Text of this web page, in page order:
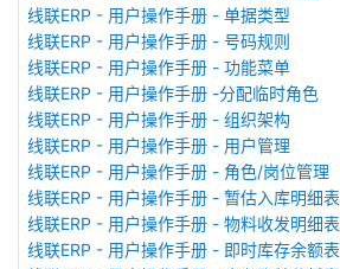
线联ERP - 用户操作手册 - 单据类型
线联ERP - 用户操作手册 - 号码规则
线联ERP - 用户操作手册 - 功能菜单
线联ERP - 用户操作手册 -分配临时角色
线联ERP - 用户操作手册 - 组织架构
线联ERP - 用户操作手册 - 用户管理
线联ERP - 用户操作手册 - 角色/岗位管理
线联ERP - 用户操作手册 - 暂估入库明细表
线联ERP - 用户操作手册 - 物料收发明细表
线联ERP - 用户操作手册 - 即时库存余额表